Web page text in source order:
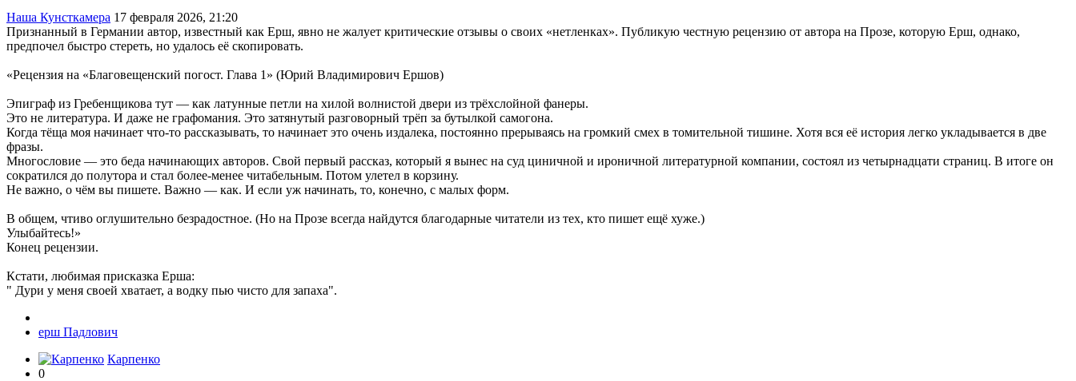
Наша Кунсткамера 17 февраля 2026, 21:20
Признанный в Германии автор, известный как Ерш, явно не жалует критические отзывы о своих «нетленках». Публикую честную рецензию от автора на Прозе, которую Ерш, однако,
предпочел быстро стереть, но удалось её скопировать.
«Рецензия на «Благовещенский погост. Глава 1» (Юрий Владимирович Ершов)
Эпиграф из Гребенщикова тут — как латунные петли на хилой волнистой двери из трёхслойной фанеры.
Это не литература. И даже не графомания. Это затянутый разговорный трёп за бутылкой самогона.
Когда тёща моя начинает что-то рассказывать, то начинает это очень издалека, постоянно прерываясь на громкий смех в томительной тишине. Хотя вся её история легко укладывается в две
фразы.
Многословие — это беда начинающих авторов. Свой первый рассказ, который я вынес на суд циничной и ироничной литературной компании, состоял из четырнадцати страниц. В итоге он
сократился до полутора и стал более-менее читабельным. Потом улетел в корзину.
Не важно, о чём вы пишете. Важно — как. И если уж начинать, то, конечно, с малых форм.
В общем, чтиво оглушительно безрадостное. (Но на Прозе всегда найдутся благодарные читатели из тех, кто пишет ещё хуже.)
Улыбайтесь!»
Конец рецензии.
Кстати, любимая присказка Ерша:
" Дури у меня своей хватает, а водку пью чисто для запаха".
ерш Падлович
Карпенко
0